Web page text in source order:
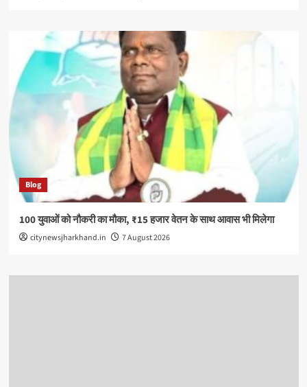
Blog
100 युवाओं को नौकरी का मौका, ₹15 हजार वेतन के साथ आवास भी मिलेगा
citynewsjharkhand.in 7 August 2026